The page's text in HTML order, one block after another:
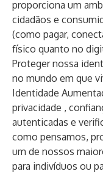
proporciona um
cidadãos e
(como pagar,
físico quanto no
Proteger nossa
no mundo em que
Identidade
privacidade ,
autenticadas e
como pensamos,
um de nossos
para indivíduos ou